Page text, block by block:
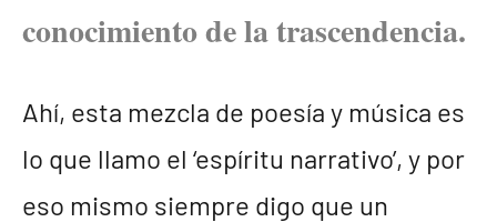
conocimiento de la trascendencia.
Ahí, esta mezcla de poesía y música es
lo que llamo el ‘espíritu narrativo’, y por
eso mismo siempre digo que un